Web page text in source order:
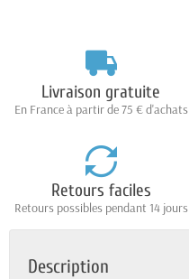
Livraison gratuite
En France à partir de 75 € d'achats
Retours faciles
Retours possibles pendant 14 jours
Description